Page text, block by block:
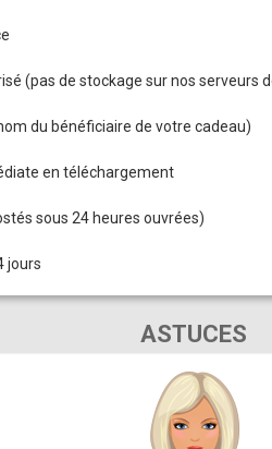
(pas de stockage sur nos serveurs
du bénéficiaire de votre cadeau)
en téléchargement
sous 24 heures ouvrées)
jours
ASTUCES